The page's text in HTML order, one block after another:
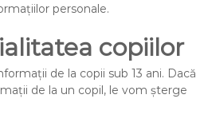
personale.
copiilor
de la copii sub 13 ani. Dacă
de la un copil, le vom șterge